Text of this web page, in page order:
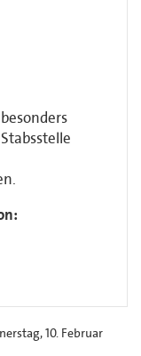
10. Februar